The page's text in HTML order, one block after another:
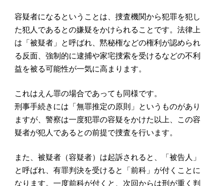
容疑者になるということは、捜査機関から犯罪を犯し
た犯人であるとの嫌疑をかけられることです。法律上
は「被疑者」と呼ばれ、黙秘権などの権利が認められ
る反面、強制的に逮捕や家宅捜索を受けるなどの不利
益を被る可能性が一気に高まります。
これはえん罪の場合であっても同様です。
刑事手続きには「無罪推定の原則」というものがあり
ますが、警察は一度犯罪の容疑をかけた以上、この容
疑者が犯人であるとの前提で捜査を行います。
また、被疑者（容疑者）は起訴されると、「被告人」
と呼ばれ、有罪判決を受けると「前科」が付くことに
なります。一度前科が付くと、次回からは刑が重く判